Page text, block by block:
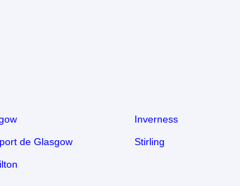
de Glasgow
Inverness
Stirling